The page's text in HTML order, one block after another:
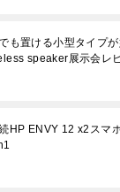
も置ける小型タイプ
speaker展示会レ
HP ENVY 12 x2スマ